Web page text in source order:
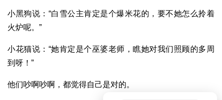
小黑狗说：“白雪公主肯定是个爆米花的，要不她怎么拎着
火炉呢。”
小花猫说：“她肯定是个巫婆老师，瞧她对我们照顾的多周
到呀！”
他们吵啊吵啊，都觉得自己是对的。